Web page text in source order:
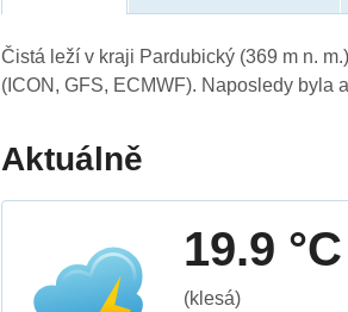
Čistá leží v kraji Pardubický (369 m n.
(ICON, GFS, ECMWF). Naposledy byla
Aktuálně
19.9 °C
(klesá)